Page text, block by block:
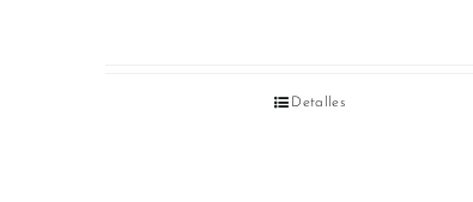
Detalles